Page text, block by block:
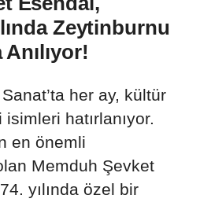
Zeytinburnu
her ay, kültür
hatırlanıyor.
en önemli
Memduh Şevket
yılında özel bir